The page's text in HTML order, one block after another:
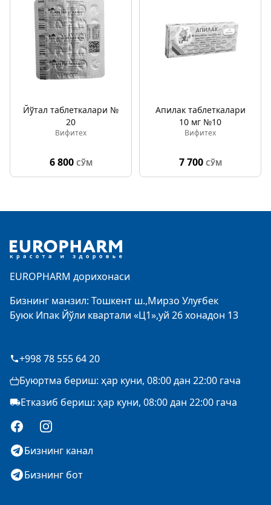
Йўтал таблеткалари №
20
Вифитех
6 800 СЎМ
Апилак таблеткалари
10 мг №10
Вифитех
7 700 СЎМ
EUROPHARM дорихонаси
Бизнинг манзил: Тошкент ш.,Мирзо Улуғбек
Буюк Ипак Йўли квартали «Ц1»,уй 26 хонадон 13
+998 78 555 64 20
Буюртма бериш: ҳар куни, 08:00 дан 22:00 гача
Етказиб бериш: ҳар куни, 08:00 дан 22:00 гача
FacebookInstagram
Бизнинг канал
Бизнинг бот